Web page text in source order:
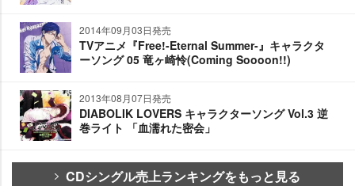
2014年09月03日発売
TVアニメ『Free!-Eternal Summer-』キャラクタ
ーソング 05 竜ヶ崎怜(Coming Soooon!!)
2013年08月07日発売
DIABOLIK LOVERS キャラクターソング Vol.3 逆
巻ライト 「血濡れた密会」
CDシングル売上ランキングをもっと見る